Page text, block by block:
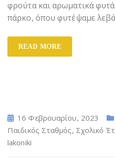
φρούτα και αρωματικά
πάρκο, όπου φυτέψαμε
READ MORE
16 Φεβρουαρίου, 2023
Παιδικός Σταθμός, Σχολικό
lakoniki